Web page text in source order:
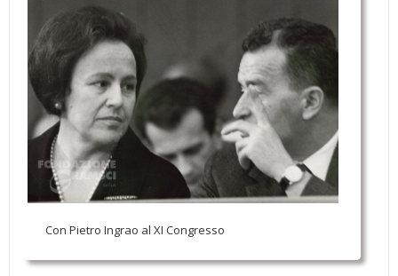
Con Pietro Ingrao al XI Congresso